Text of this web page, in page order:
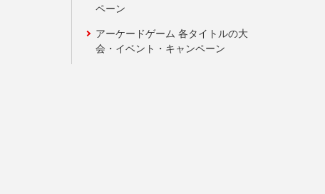
ペーン
アーケードゲーム 各タイトルの大
会・イベント・キャンペーン